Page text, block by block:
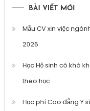
BÀI VIẾT MỚI
Mẫu CV xin việc
2026
Học Hộ sinh có khó
theo học
Học phí Cao đẳng Y